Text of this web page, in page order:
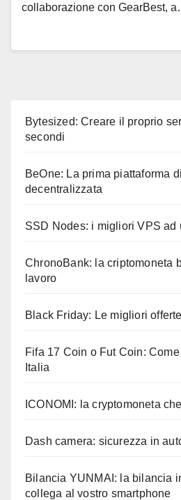
collaborazione con GearBest,
Bytesized: Creare il proprio
secondi
BeOne: La prima piattaforma
decentralizzata
SSD Nodes: i migliori VPS ad
ChronoBank: la criptomoneta
lavoro
Black Friday: Le migliori
Fifa 17 Coin o Fut Coin:
Italia
ICONOMI: la cryptomoneta
Dash camera: sicurezza in
Bilancia YUNMAI: la bilancia
collega al vostro smartphone